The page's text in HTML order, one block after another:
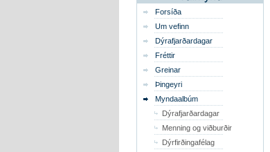
Forsíða
Um vefinn
Dýrafjarðardagar
Fréttir
Greinar
Þingeyri
Myndaalbúm
Dýrafjarðardagar
Menning og viðburðir
Dýrfirðingafélag